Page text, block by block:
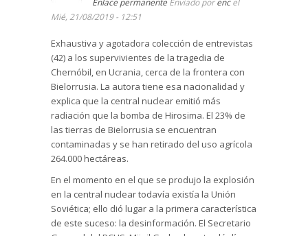
Enlace permanente Enviado porencel
Mié, 21/08/2019 - 12:51
Exhaustiva y agotadora colección de entrevistas
(42) a los supervivientes de la tragedia de
Chernóbil, en Ucrania, cerca de la frontera con
Bielorrusia. La autora tiene esa nacionalidad y
explica que la central nuclear emitió más
radiación que la bomba de Hirosima. El 23% de
las tierras de Bielorrusia se encuentran
contaminadas y se han retirado del uso agrícola
264.000 hectáreas.
En el momento en el que se produjo la explosión
en la central nuclear todavía existía la Unión
Soviética; ello dió lugar a la primera característica
de este suceso: la desinformación. El Secretario